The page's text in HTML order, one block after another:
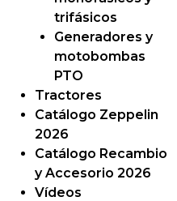
trifásicos
Generadores y
motobombas
PTO
Tractores
Catálogo Zeppelin
2026
Catálogo Recambio
y Accesorio 2026
Vídeos